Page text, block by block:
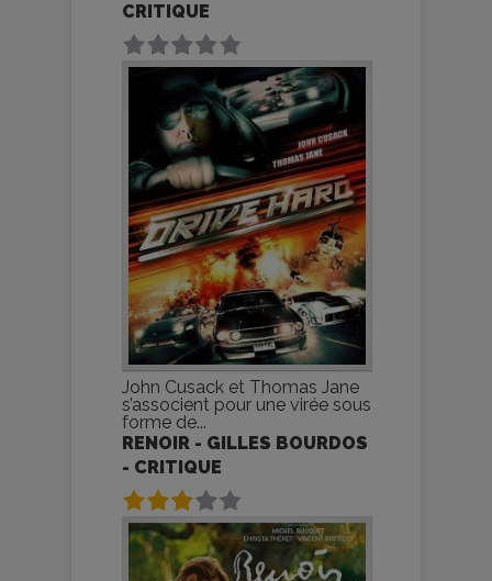
CRITIQUE
John Cusack et Thomas Jane
s’associent pour une virée sous
forme de...
RENOIR - GILLES BOURDOS
- CRITIQUE